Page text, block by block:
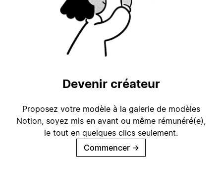
Devenir créateur
Proposez votre modèle à la galerie de modèles
Notion, soyez mis en avant ou même rémunéré(e),
le tout en quelques clics seulement.
Commencer →